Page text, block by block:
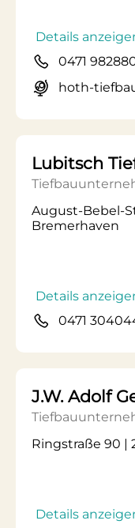
Details
0471
hoth-
Lubitsch
August-Bebel-
Bremerhaven
Details
0471
J.W. Adolf
Ringstraße 90 |
Details